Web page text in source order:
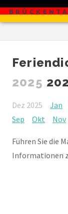
2025
Dez 2025 Jan
Sep
Okt Nov
Führen Sie die
Informationen